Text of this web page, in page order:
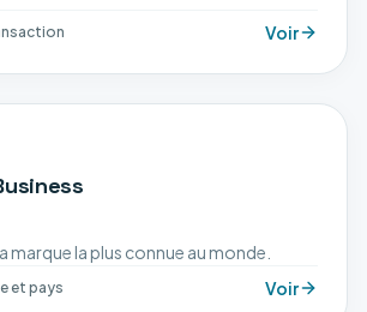
Voir
marque la plus connue au monde.
et pays Voir